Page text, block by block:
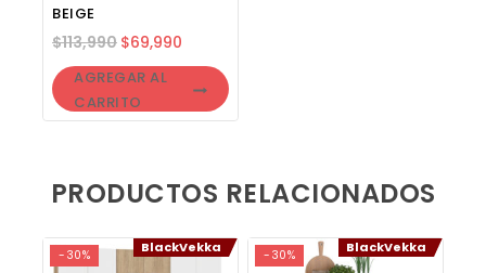
BEIGE
$113,990 $69,990
AGREGAR AL
CARRITO
PRODUCTOS RELACIONADOS
-30% BlackVekka -30% BlackVekka